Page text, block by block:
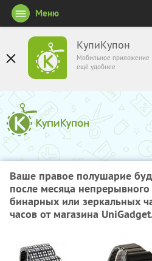
КупиКупон
Мобильное приложение
ещё удобнее
Меню
Ваше правое полушарие
после месяца
бинарных или зеркальных
часов от магазина